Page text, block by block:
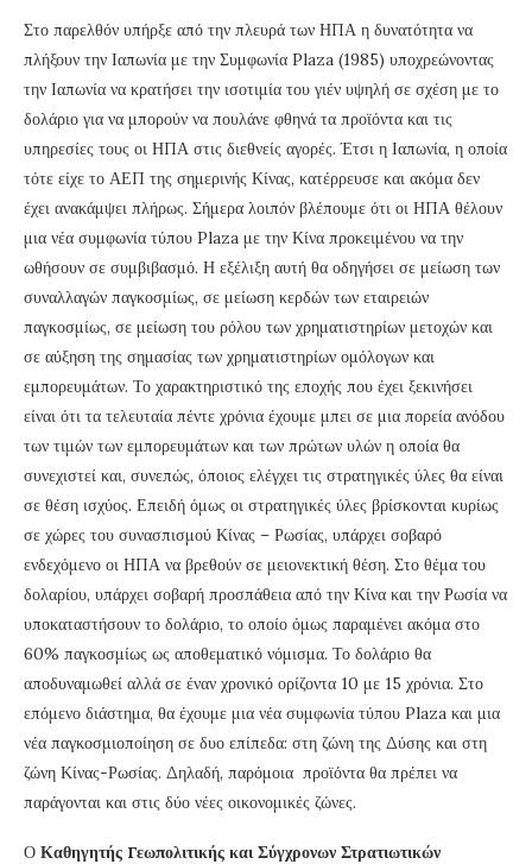
Στο παρελθόν υπήρξε από την πλευρά των ΗΠΑ η δυνατότητα να
πλήξουν την Ιαπωνία με την Συμφωνία Plaza (1985) υποχρεώνοντας
την Ιαπωνία να κρατήσει την ισοτιμία του γιέν υψηλή σε σχέση με το
δολάριο για να μπορούν να πουλάνε φθηνά τα προϊόντα και τις
υπηρεσίες τους οι ΗΠΑ στις διεθνείς αγορές. Έτσι η Ιαπωνία, η οποία
τότε είχε το ΑΕΠ της σημερινής Κίνας, κατέρρευσε και ακόμα δεν
έχει ανακάμψει πλήρως. Σήμερα λοιπόν βλέπουμε ότι οι ΗΠΑ θέλουν
μια νέα συμφωνία τύπου Plaza με την Κίνα προκειμένου να την
ωθήσουν σε συμβιβασμό. Η εξέλιξη αυτή θα οδηγήσει σε μείωση των
συναλλαγών παγκοσμίως, σε μείωση κερδών των εταιρειών
παγκοσμίως, σε μείωση του ρόλου των χρηματιστηρίων μετοχών και
σε αύξηση της σημασίας των χρηματιστηρίων ομόλογων και
εμπορευμάτων. Το χαρακτηριστικό της εποχής που έχει ξεκινήσει
είναι ότι τα τελευταία πέντε χρόνια έχουμε μπει σε μια πορεία ανόδου
των τιμών των εμπορευμάτων και των πρώτων υλών η οποία θα
συνεχιστεί και, συνεπώς, όποιος ελέγχει τις στρατηγικές ύλες θα είναι
σε θέση ισχύος. Επειδή όμως οι στρατηγικές ύλες βρίσκονται κυρίως
σε χώρες του συνασπισμού Κίνας – Ρωσίας, υπάρχει σοβαρό
ενδεχόμενο οι ΗΠΑ να βρεθούν σε μειονεκτική θέση. Στο θέμα του
δολαρίου, υπάρχει σοβαρή προσπάθεια από την Κίνα και την Ρωσία να
υποκαταστήσουν το δολάριο, το οποίο όμως παραμένει ακόμα στο
60% παγκοσμίως ως αποθεματικό νόμισμα. Το δολάριο θα
αποδυναμωθεί αλλά σε έναν χρονικό ορίζοντα 10 με 15 χρόνια. Στο
επόμενο διάστημα, θα έχουμε μια νέα συμφωνία τύπου Plaza και μια
νέα παγκοσμιοποίηση σε δυο επίπεδα: στη ζώνη της Δύσης και στη
ζώνη Κίνας-Ρωσίας. Δηλαδή, παρόμοια προϊόντα θα πρέπει να
παράγονται και στις δύο νέες οικονομικές ζώνες.
Ο Καθηγητής Γεωπολιτικής και Σύγχρονων Στρατιωτικών